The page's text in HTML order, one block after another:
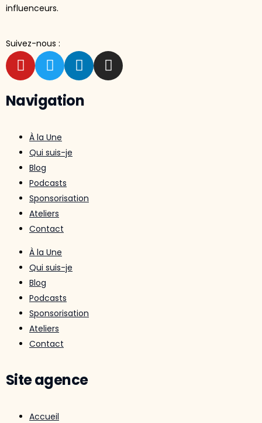
influenceurs.
Suivez-nous :
Navigation
À la Une
Qui suis-je
Blog
Podcasts
Sponsorisation
Ateliers
Contact
À la Une
Qui suis-je
Blog
Podcasts
Sponsorisation
Ateliers
Contact
Site agence
Accueil